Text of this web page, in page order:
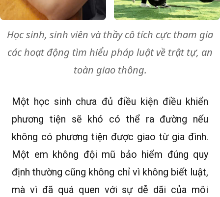
Học sinh, sinh viên và thầy cô tích cực tham gia
các hoạt động tìm hiểu pháp luật về trật tự, an
toàn giao thông.
Một học sinh chưa đủ điều kiện điều khiển
phương tiện sẽ khó có thể ra đường nếu
không có phương tiện được giao từ gia đình.
Một em không đội mũ bảo hiểm đúng quy
định thường cũng không chỉ vì không biết luật,
mà vì đã quá quen với sự dễ dãi của môi